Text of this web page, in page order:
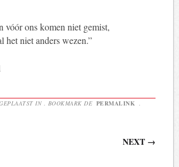
ons komen niet gemist,
het niet anders wezen.”
IN . BOOKMARK DE PERMALINK
NEXT →